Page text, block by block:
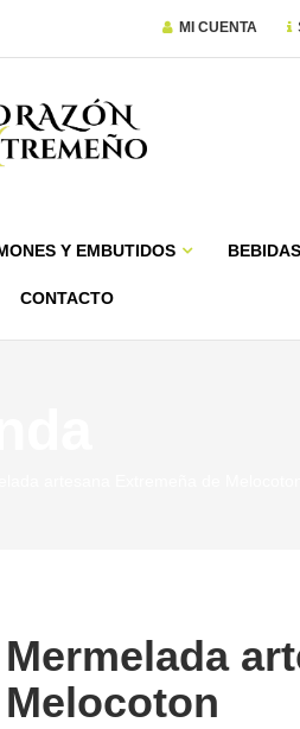
MI CUENTA
Y EMBUTIDOS
CONTACTO
Mermelada
Melocoton